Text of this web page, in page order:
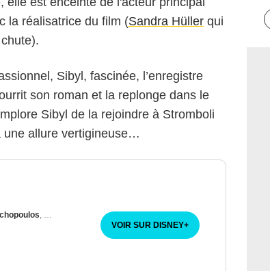
la réalisatrice du film (Sandra Hüller qui
Sibyl, fascinée, l’enregistre
son roman et la replonge dans le
Sibyl de la rejoindre à Stromboli
une allure vertigineuse…
, Sandra Hüller
VOIR SUR DISNEY+